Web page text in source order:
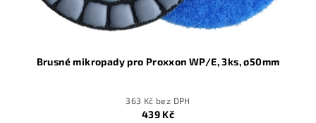
Brusné mikropady pro Proxxon WP/E, 3ks, ø50mm
363 Kč bez DPH
439 Kč